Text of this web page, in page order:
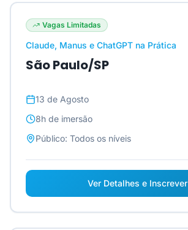
Vagas Limitadas
Claude, Manus e ChatGPT na Prática
São Paulo/SP
13 de Agosto
8h de imersão
Público: Todos os níveis
Ver Detalhes e Inscrever